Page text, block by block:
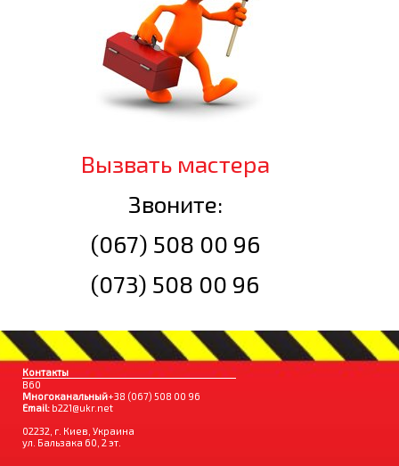
Вызвать мастера
Звоните:
(067) 508 00 96
(073) 508 00 96
Контакты
B60
Многоканальный+38 (067) 508 00 96
Email: b221@ukr.net
02232, г. Киев, Украина
ул. Бальзака 60, 2 эт.